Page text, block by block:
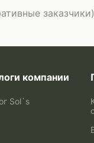
заказчики)
компании
Sol`s